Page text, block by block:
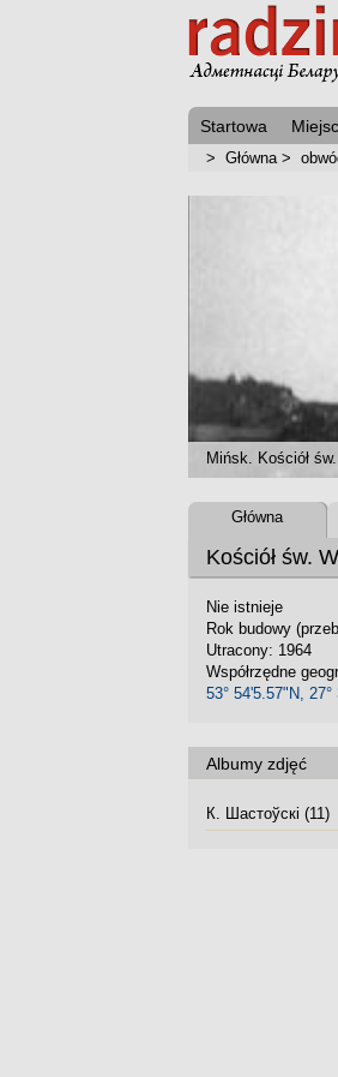
Startowa
> Główna>
Mińsk. Kościół
Kościół św.
Główna
Nie istnieje
Rok budowy
Utracony: 1964
Współrzędne
53° 54'5.57"N,
Albumy zdjęć
К. Шастоўскі (11)